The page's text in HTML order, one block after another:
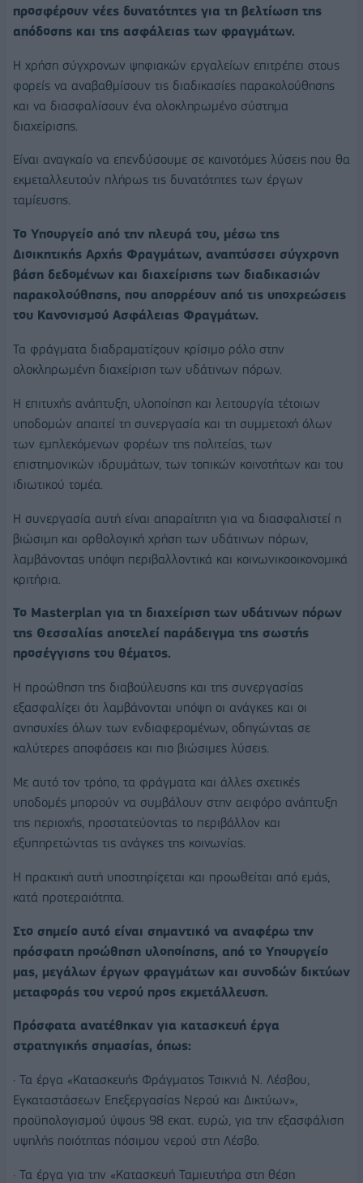
προσφέρουν νέες δυνατότητες για τη βελτίωση της
απόδοσης και της ασφάλειας των φραγμάτων.
Η χρήση σύγχρονων ψηφιακών εργαλείων επιτρέπει στους
φορείς να αναβαθμίσουν τις διαδικασίες παρακολούθησης
και να διασφαλίσουν ένα ολοκληρωμένο σύστημα
διαχείρισης.
Είναι αναγκαίο να επενδύσουμε σε καινοτόμες λύσεις που θα
εκμεταλλευτούν πλήρως τις δυνατότητες των έργων
ταμίευσης.
Το Υπουργείο από την πλευρά του, μέσω της
Διοικητικής Αρχής Φραγμάτων, αναπτύσσει σύγχρονη
βάση δεδομένων και διαχείρισης των διαδικασιών
παρακολούθησης, που απορρέουν από τις υποχρεώσεις
του Κανονισμού Ασφάλειας Φραγμάτων.
Τα φράγματα διαδραματίζουν κρίσιμο ρόλο στην
ολοκληρωμένη διαχείριση των υδάτινων πόρων.
Η επιτυχής ανάπτυξη, υλοποίηση και λειτουργία τέτοιων
υποδομών απαιτεί τη συνεργασία και τη συμμετοχή όλων
των εμπλεκόμενων φορέων της πολιτείας, των
επιστημονικών ιδρυμάτων, των τοπικών κοινοτήτων και του
ιδιωτικού τομέα.
Η συνεργασία αυτή είναι απαραίτητη για να διασφαλιστεί η
βιώσιμη και ορθολογική χρήση των υδάτινων πόρων,
λαμβάνοντας υπόψη περιβαλλοντικά και κοινωνικοοικονομικά
κριτήρια.
Το Masterplan για τη διαχείριση των υδάτινων πόρων
της Θεσσαλίας αποτελεί παράδειγμα της σωστής
προσέγγισης του θέματος.
Η προώθηση της διαβούλευσης και της συνεργασίας
εξασφαλίζει ότι λαμβάνονται υπόψη οι ανάγκες και οι
ανησυχίες όλων των ενδιαφερομένων, οδηγώντας σε
καλύτερες αποφάσεις και πιο βιώσιμες λύσεις.
Με αυτό τον τρόπο, τα φράγματα και άλλες σχετικές
υποδομές μπορούν να συμβάλουν στην αειφόρο ανάπτυξη
της περιοχής, προστατεύοντας το περιβάλλον και
εξυπηρετώντας τις ανάγκες της κοινωνίας.
Η πρακτική αυτή υποστηρίζεται και προωθείται από εμάς,
κατά προτεραιότητα.
Στο σημείο αυτό είναι σημαντικό να αναφέρω την
πρόσφατη προώθηση υλοποίησης, από το Υπουργείο
μας, μεγάλων έργων φραγμάτων και συνοδών δικτύων
μεταφοράς του νερού προς εκμετάλλευση.
Πρόσφατα ανατέθηκαν για κατασκευή έργα
στρατηγικής σημασίας, όπως:
· Τα έργα «Κατασκευής Φράγματος Τσικνιά Ν. Λέσβου,
Εγκαταστάσεων Επεξεργασίας Νερού και Δικτύων»,
προϋπολογισμού ύψους 98 εκατ. ευρώ, για την εξασφάλιση
υψηλής ποιότητας πόσιμου νερού στη Λέσβο.
· Τα έργα για την «Κατασκευή Ταμιευτήρα στη θέση